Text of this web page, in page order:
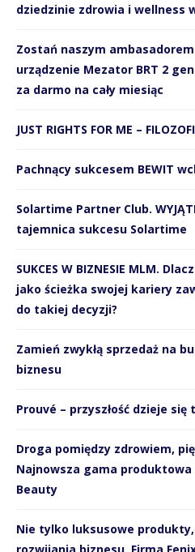
dziedzinie zdrowia i wellness
Zostań naszym
urządzenie Mezator BRT 2
za darmo na cały miesiąc
JUST RIGHTS FOR ME –
Pachnący sukcesem BEWIT
Solartime Partner Club.
tajemnica sukcesu Solartime
SUKCES W BIZNESIE MLM.
jako ścieżka swojej kariery
do takiej decyzji?
Zamień zwykłą sprzedaż na
biznesu
Prouvé – przyszłość dzieje się
Droga pomiędzy zdrowiem,
Najnowsza gama
Beauty
Nie tylko luksusowe
rozwijania biznesu. Firma